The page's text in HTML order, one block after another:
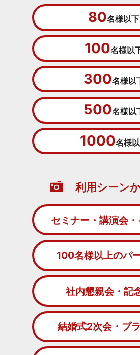
80名様以下
100名様以
300名様以
500名様以
1000名様
利用シーン
セミナー・講演会・
100名様以上のパ
社内懇親会・記
結婚式2次会・ブ